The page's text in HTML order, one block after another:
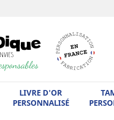
LIVRE D'OR
PERSONNALISÉ